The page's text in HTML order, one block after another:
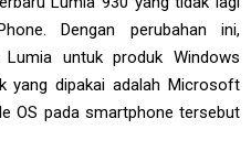
Dengan perubahan ini,
untuk produk Windows
yang dipakai adalah Microsoft
OS pada smartphone tersebut